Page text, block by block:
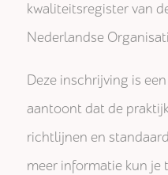
kwaliteitsregister van
Nederlandse
Deze inschrijving is
aantoont dat de
richtlijnen en
meer informatie kun je